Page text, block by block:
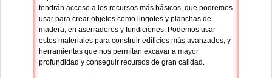
tendrán acceso a los recursos más básicos, que podremos
usar para crear objetos como lingotes y planchas de
madera, en aserraderos y fundiciones. Podemos usar
estos materiales para construir edificios más avanzados, y
herramientas que nos permitan excavar a mayor
profundidad y conseguir recursos de gran calidad.